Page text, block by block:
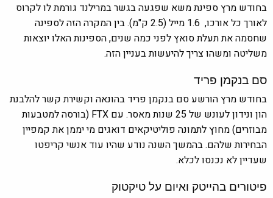
בחודש מרץ ספינת משא שפגעה בגשר במרילנד גורמת לו לקרוס
לאורך כל אורכו, 1.6 מייל (2.5 ק"מ). בין המקרה הזה לספינה
שחסמה את תעלת סואץ לפני כמה שנים, הספינות האלו יוצאות
משליטה ומשהו צריך להיעשות בעניין הזה.
סם בנקמן פריד
בחודש מרץ הורשע סם בנקמן פריד בהונאה וקשירת קשר להלבנת
הון ונידון לעונש של 25 שנות מאסר. עם FTX (בורסה למטבעות
מבוזרים) מחוץ לתמונה פוליטיקאים דואגים מי יממן את קמפיין
הבחירות שלהם. בהמשך השנה נודע שהיו עוד אנשי קריפטו
שעדיין לא נכנסו לכלא.
פיטורים בהייטק ואיום על טיקטוק